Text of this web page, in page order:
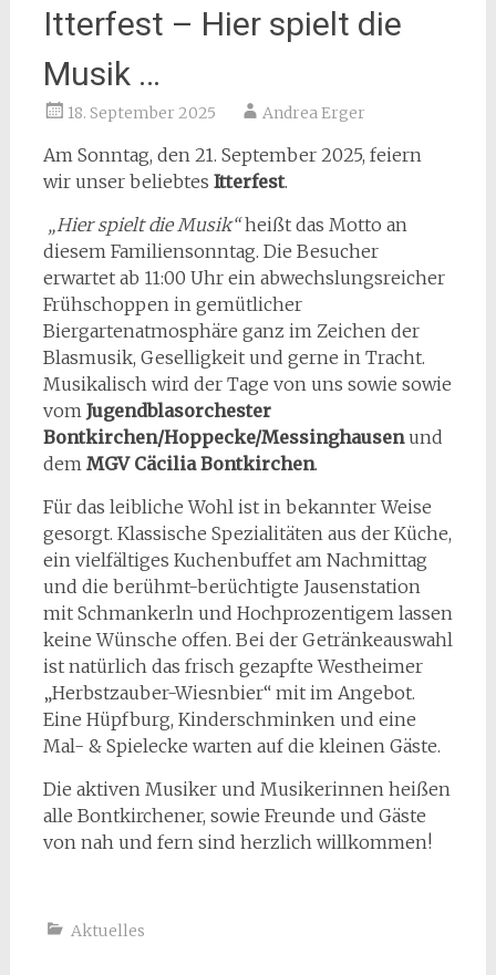
Itterfest – Hier spielt die
Musik …
18. September 2025 Andrea Erger
Am Sonntag, den 21. September 2025, feiern
wir unser beliebtes Itterfest.
„Hier spielt die Musik“heißt das Motto an
diesem Familiensonntag. Die Besucher
erwartet ab 11:00 Uhr ein abwechslungsreicher
Frühschoppen in gemütlicher
Biergartenatmosphäre ganz im Zeichen der
Blasmusik, Geselligkeit und gerne in Tracht.
Musikalisch wird der Tage von uns sowie sowie
vom Jugendblasorchester
Bontkirchen/Hoppecke/Messinghausenund
dem MGV Cäcilia Bontkirchen.
Für das leibliche Wohl ist in bekannter Weise
gesorgt. Klassische Spezialitäten aus der Küche,
ein vielfältiges Kuchenbuffet am Nachmittag
und die berühmt-berüchtigte Jausenstation
mit Schmankerln und Hochprozentigem lassen
keine Wünsche offen. Bei der Getränkeauswahl
ist natürlich das frisch gezapfte Westheimer
„Herbstzauber-Wiesnbier“ mit im Angebot.
Eine Hüpfburg, Kinderschminken und eine
Mal- & Spielecke warten auf die kleinen Gäste.
Die aktiven Musiker und Musikerinnen heißen
alle Bontkirchener, sowie Freunde und Gäste
von nah und fern sind herzlich willkommen!
Aktuelles